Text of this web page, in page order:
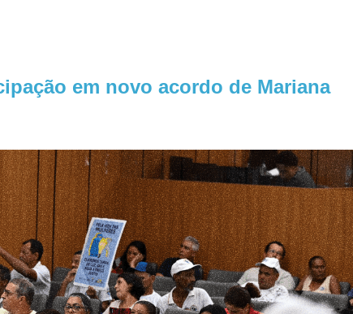
em novo acordo de Mariana